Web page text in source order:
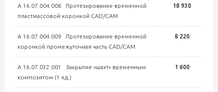
А 16.07.004.008 Протезирование временной
пластмассовой коронкой CAD/CAM
18 930
А 16.07.004.009 Протезирование временной
коронкой промежуточная часть CAD/CAM
8 220
А 16.07.032.001 Закрытие «шахт» временным
композитом (1 ед.)
1 600